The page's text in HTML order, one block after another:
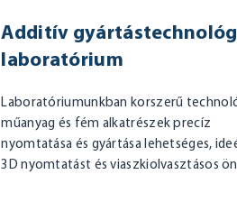
Additív
laboratórium
Laboratóriumunkban korszerű
műanyag és fém alkatrészek precíz
nyomtatása és gyártása lehetséges,
3D nyomtatást és viaszkiolvasztásos